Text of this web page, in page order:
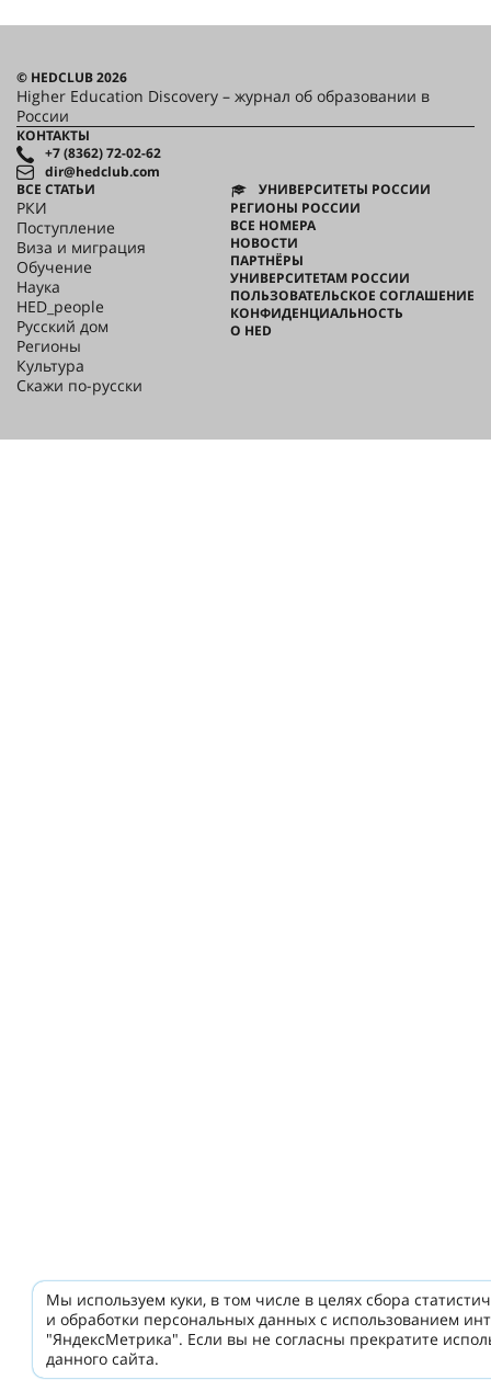
© HEDCLUB 2026
Higher Education Discovery – журнал об образовании в
России
КОНТАКТЫ
+7 (8362) 72-02-62
dir@hedclub.com
ВСЕ СТАТЬИ
РКИ
Поступление
Виза и миграция
Обучение
Наука
HED_people
Русский дом
Регионы
Культура
Скажи по-русски
УНИВЕРСИТЕТЫ РОССИИ
РЕГИОНЫ РОССИИ
ВСЕ НОМЕРА
НОВОСТИ
ПАРТНЁРЫ
УНИВЕРСИТЕТАМ РОССИИ
ПОЛЬЗОВАТЕЛЬСКОЕ СОГЛАШЕНИЕ
КОНФИДЕНЦИАЛЬНОСТЬ
О HED
Мы используем куки, в том числе в целях сбора
и обработки персональных данных с использованием
"ЯндексМетрика". Если вы не согласны прекратите
данного сайта.